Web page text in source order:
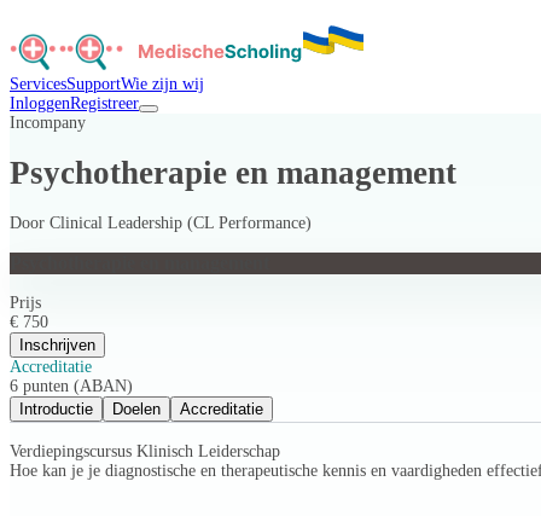
ServicesSupportWie zijn wij
InloggenRegistreer
Incompany
Psychotherapie en management
Door Clinical Leadership (CL Performance)
Prijs
€ 750
Inschrijven
Accreditatie
6 punten (ABAN)
Introductie
Doelen Accreditatie
Verdiepingscursus Klinisch Leiderschap
Hoe kan je je diagnostische en therapeutische kennis en vaardigheden